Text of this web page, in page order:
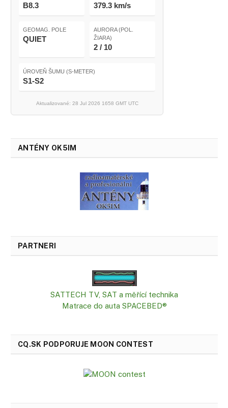
B8.3 379.3 km/s
GEOMAG. POLE
QUIET
AURORA (POL.
ŽIARA)
2 / 10
ÚROVEŇ ŠUMU (S-METER)
S1-S2
Aktualizované: 28 Jul 2026 1658 GMT UTC
ANTÉNY OK5IM
PARTNERI
SATTECH TV, SAT a měřící technika
Matrace do auta SPACEBED®
CQ.SK PODPORUJE MOON CONTEST